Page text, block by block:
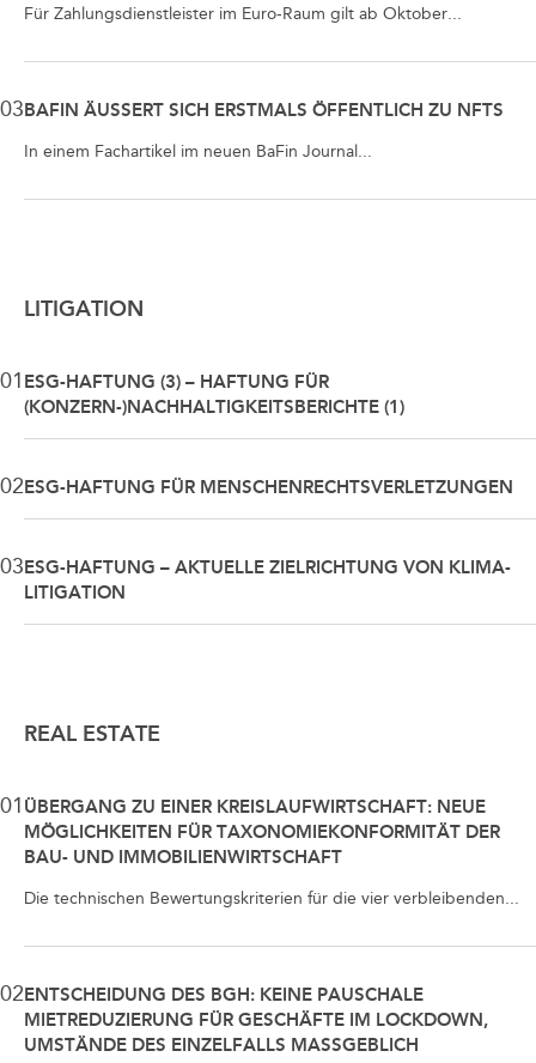
Für Zahlungsdienstleister im Euro-Raum gilt ab Oktober...
03BAFIN ÄUSSERT SICH ERSTMALS ÖFFENTLICH ZU NFTS
In einem Fachartikel im neuen BaFin Journal...
LITIGATION
01 ESG-HAFTUNG (3) – HAFTUNG FÜR
(KONZERN-)NACHHALTIGKEITSBERICHTE (1)
02ESG-HAFTUNG FÜR MENSCHENRECHTSVERLETZUNGEN
03ESG-HAFTUNG – AKTUELLE ZIELRICHTUNG VON KLIMA-
LITIGATION
REAL ESTATE
01 ÜBERGANG ZU EINER KREISLAUFWIRTSCHAFT: NEUE
MÖGLICHKEITEN FÜR TAXONOMIEKONFORMITÄT DER
BAU- UND IMMOBILIENWIRTSCHAFT
Die technischen Bewertungskriterien für die vier verbleibenden...
02ENTSCHEIDUNG DES BGH: KEINE PAUSCHALE
MIETREDUZIERUNG FÜR GESCHÄFTE IM LOCKDOWN,
UMSTÄNDE DES EINZELFALLS MASSGEBLICH